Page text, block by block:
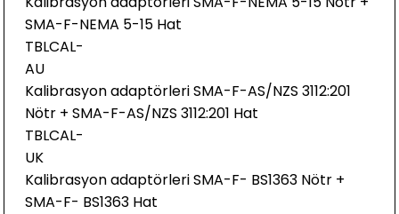
SMA-F-NEMA 5-15 Hat
TBLCAL-
AU
Kalibrasyon adaptörleri SMA-F-AS/NZS 3112:201
Nötr + SMA-F-AS/NZS 3112:201 Hat
TBLCAL-
UK
Kalibrasyon adaptörleri SMA-F- BS1363 Nötr +
SMA-F- BS1363 Hat